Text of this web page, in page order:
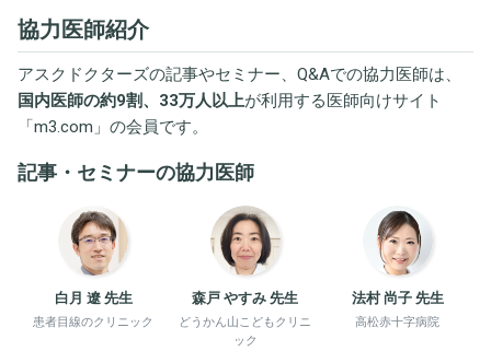
協力医師紹介
アスクドクターズの記事やセミナー、Q&Aでの協力医師は、
国内医師の約9割、33万人以上が利用する医師向けサイト
「m3.com 」の会員です。
記事・セミナーの協力医師
白月 遼 先生
患者目線のクリニック
森戸 やすみ 先生
どうかん山こどもクリニ
ック
法村 尚子 先生
高松赤十字病院